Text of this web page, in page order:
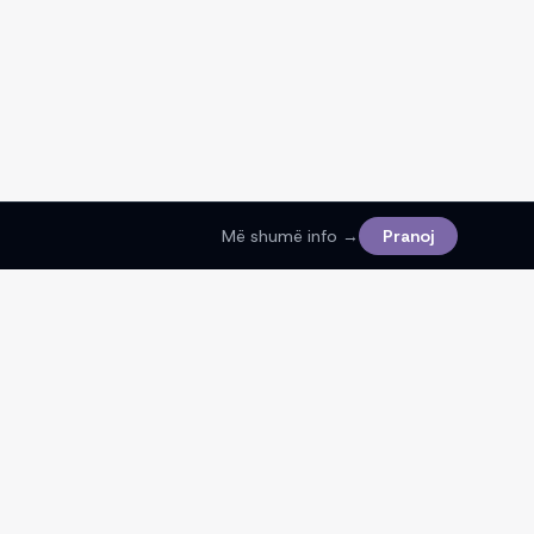
Më shumë info → Pranoj